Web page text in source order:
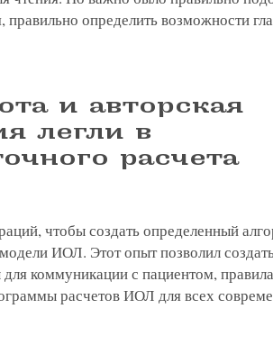
определить возможности
и авторская
легли в
расчета
чтобы создать определенный
ИОЛ. Этот опыт позволил
коммуникации с пациентом,
расчетов ИОЛ для всех
прием в
или
по